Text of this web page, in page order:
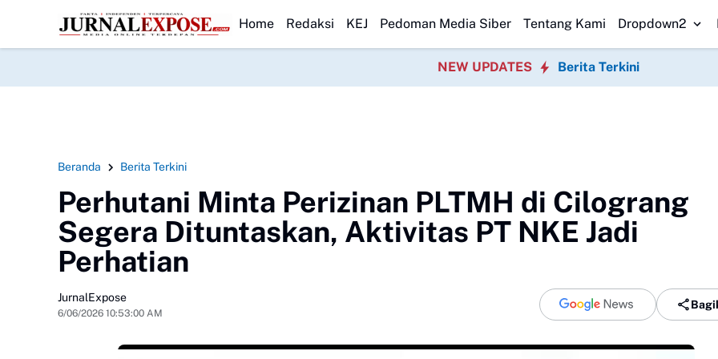
HEADLINE
DPRD Sukabumi Sahkan Perda Disabilitas dan Setujui Perubahan KUA-PPAS 2026 Korban Terakhir Kapal Pompong Tenggelam di
Home Redaksi KEJ Pedoman Media Siber Tentang Kami Dropdown2
NEW UPDATES Berita Terkini
Beranda Berita Terkini
Perhutani Minta Perizinan PLTMH di Cilograng
Segera Dituntaskan, Aktivitas PT NKE Jadi
Perhatian
JurnalExpose
6/06/2026 10:53:00 AM